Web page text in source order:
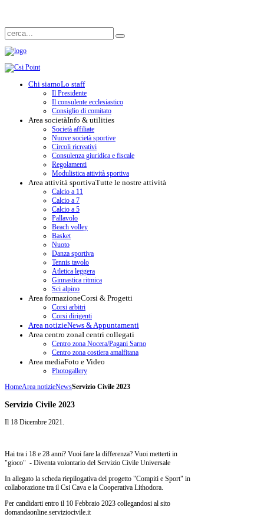
Chi siamoLo staff
Il Presidente
Il consulente ecclesiastico
Consiglio di comitato
Area societàInfo & utilities
Società affiliate
Nuove società sportive
Circoli ricreativi
Consulenza giuridica e fiscale
Regolamenti
Modulistica attività sportiva
Area attività sportivaTutte le nostre attività
Calcio a 11
Calcio a 7
Calcio a 5
Pallavolo
Beach volley
Basket
Nuoto
Danza sportiva
Tennis tavolo
Atletica leggera
Ginnastica ritmica
Sci alpino
Area formazioneCorsi & Progetti
Corsi arbitri
Corsi dirigenti
Area notizieNews & Appuntamenti
Area centro zonaI centri collegati
Centro zona Nocera/Pagani Sarno
Centro zona costiera amalfitana
Area mediaFoto e Video
Photogallery
HomeArea notizieNewsServizio Civile 2023
Servizio Civile 2023
Il 18 Dicembre 2021.
Hai tra i 18 e 28 anni? Vuoi fare la differenza? Vuoi metterti in
"gioco" - Diventa volontario del Servizio Civile Universale
In allegato la scheda riepilogativa del progetto "Compiti e Sport" in
collaborazione tra il Csi Cava e la Cooperativa Lithodora.
Per candidarti entro il 10 Febbraio 2023 collegandosi al sito
domandaonline.serviziocivile.it